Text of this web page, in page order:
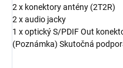
2 x konektory antény (2T2R)
2 x audio jacky
1 x optický S/PDIF Out
(Poznámka) Skutočná